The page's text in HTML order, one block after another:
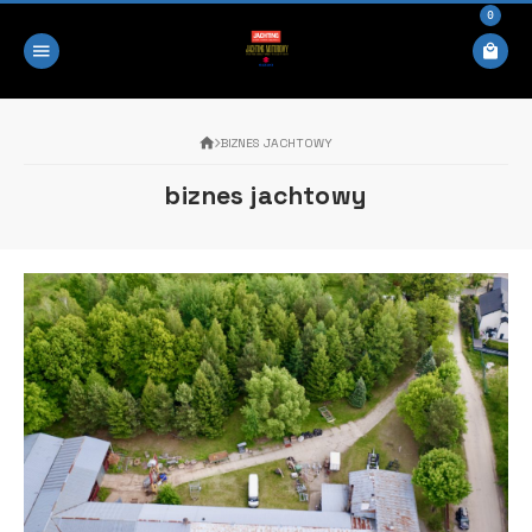
0
BIZNES JACHTOWY
biznes jachtowy